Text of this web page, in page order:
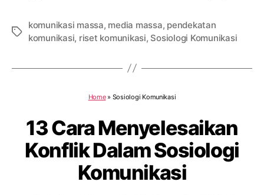
Tags
komunikasi massa, media massa, pendekatan
komunikasi, riset komunikasi, Sosiologi Komunikasi
Home» Sosiologi Komunikasi
13 Cara Menyelesaikan
Konflik Dalam Sosiologi
Komunikasi